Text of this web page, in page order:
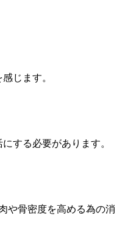
じます。
する必要があります。
や骨密度を高める為の消